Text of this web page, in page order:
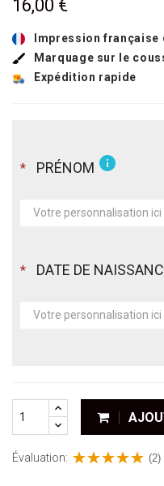
16,00 €
Impression
Marquage sur le
Expédition rapide
* PRÉNOM info
* DATE DE
Évaluation: (2)